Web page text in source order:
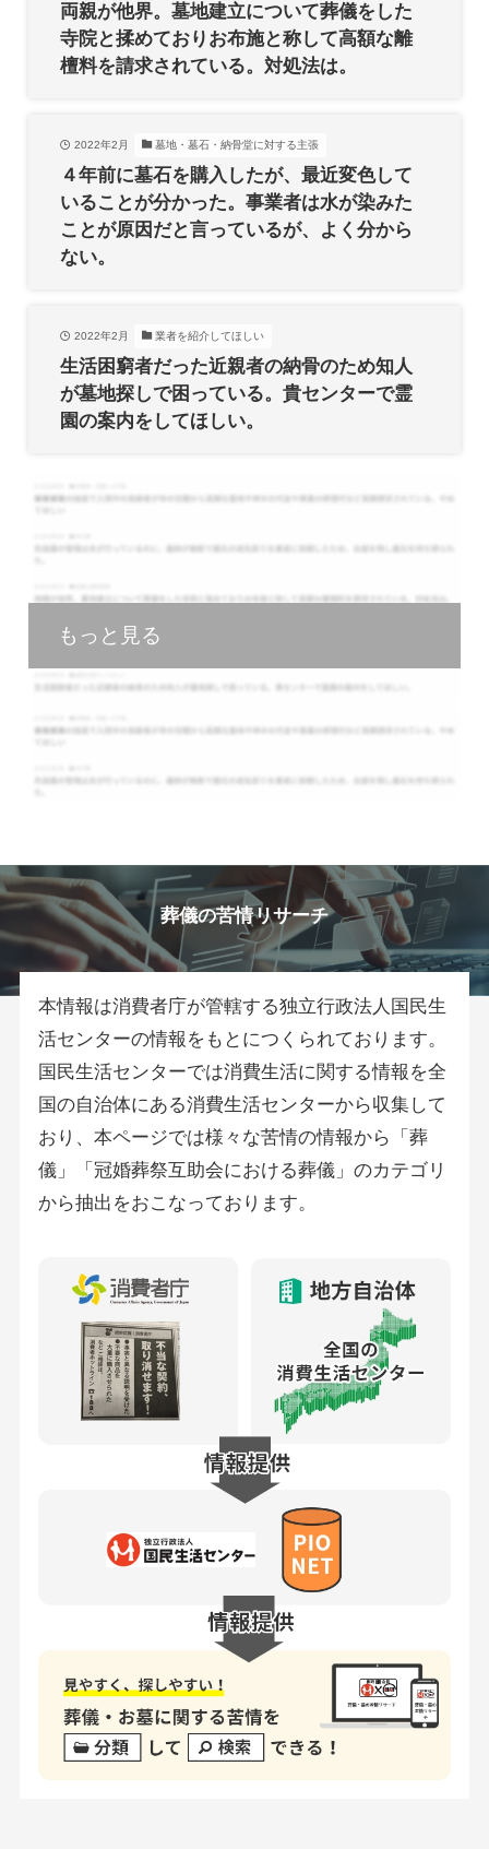
両親が他界。墓地建立について葬儀をした
寺院と揉めておりお布施と称して高額な離
檀料を請求されている。対処法は。
2022年2月 墓地・墓石・納骨堂に対する主張
４年前に墓石を購入したが、最近変色して
いることが分かった。事業者は水が染みた
ことが原因だと言っているが、よく分から
ない。
2022年2月 業者を紹介してほしい
生活困窮者だった近親者の納骨のため知人
が墓地探しで困っている。貴センターで霊
園の案内をしてほしい。
もっと見る
葬儀の苦情リサーチ
本情報は消費者庁が管轄する独立行政法人国民生
活センターの情報をもとにつくられております。
国民生活センターでは消費生活に関する情報を全
国の自治体にある消費生活センターから収集して
おり、本ページでは様々な苦情の情報から「葬
儀」「冠婚葬祭互助会における葬儀」のカテゴリ
から抽出をおこなっております。